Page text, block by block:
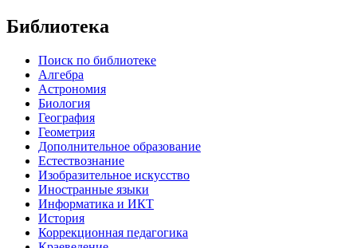
Библиотека
Поиск по библиотеке
Алгебра
Астрономия
Биология
География
Геометрия
Дополнительное образование
Естествознание
Изобразительное искусство
Иностранные языки
Информатика и ИКТ
История
Коррекционная педагогика